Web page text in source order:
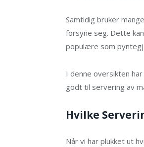
Samtidig bruker
forsyne seg. Dette
populære som
I denne oversikten
godt til servering av
Hvilke
Når vi har plukket ut